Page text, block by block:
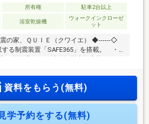
所有権 駐車2台以上
浴室乾燥機
ウォークインクローゼ
ット
の家、ＱＵＩＥ（クワイエ） ◆------◇
る制震装置「SAFE365」を搭載。 ・
り機能・浴室乾燥機 ・複層ガラス・カ
・システムキッチン（浄水器一体型水
資料をもらう(無料)
学予約をする(無料)